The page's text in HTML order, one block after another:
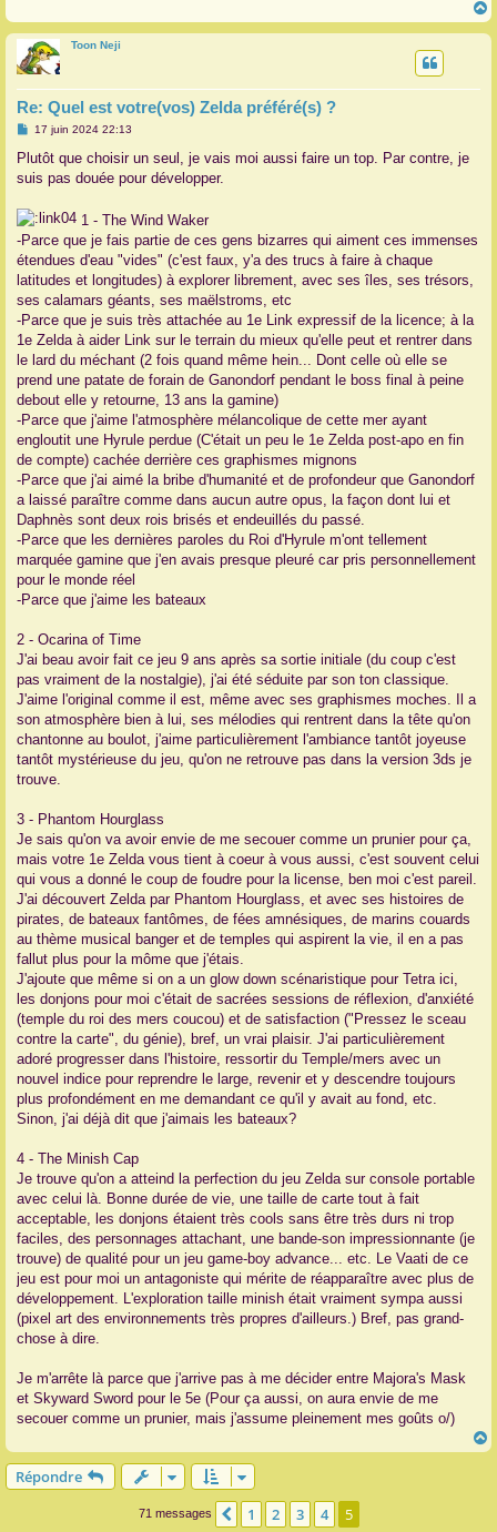
a
u
Toon Neji
Re: Quel est votre(vos) Zelda préféré(s) ?
M
s
a
e
17 juin 2024 22:13
Plutôt que choisir un seul, je vais moi aussi faire un top. Par contre, je
suis pas douée pour développer.
1 - The Wind Waker
-Parce que je fais partie de ces gens bizarres qui aiment ces immenses
étendues d'eau "vides" (c'est faux, y'a des trucs à faire à chaque
latitudes et longitudes) à explorer librement, avec ses îles, ses trésors,
ses calamars géants, ses maëlstroms, etc
-Parce que je suis très attachée au 1e Link expressif de la licence; à la
1e Zelda à aider Link sur le terrain du mieux qu'elle peut et rentrer dans
le lard du méchant (2 fois quand même hein... Dont celle où elle se
prend une patate de forain de Ganondorf pendant le boss final à peine
debout elle y retourne, 13 ans la gamine)
-Parce que j'aime l'atmosphère mélancolique de cette mer ayant
engloutit une Hyrule perdue (C'était un peu le 1e Zelda post-apo en fin
de compte) cachée derrière ces graphismes mignons
-Parce que j'ai aimé la bribe d'humanité et de profondeur que Ganondorf
a laissé paraître comme dans aucun autre opus, la façon dont lui et
Daphnès sont deux rois brisés et endeuillés du passé.
-Parce que les dernières paroles du Roi d'Hyrule m'ont tellement
marquée gamine que j'en avais presque pleuré car pris personnellement
pour le monde réel
-Parce que j'aime les bateaux
2 - Ocarina of Time
J'ai beau avoir fait ce jeu 9 ans après sa sortie initiale (du coup c'est
pas vraiment de la nostalgie), j'ai été séduite par son ton classique.
J'aime l'original comme il est, même avec ses graphismes moches. Il a
son atmosphère bien à lui, ses mélodies qui rentrent dans la tête qu'on
chantonne au boulot, j'aime particulièrement l'ambiance tantôt joyeuse
tantôt mystérieuse du jeu, qu'on ne retrouve pas dans la version 3ds je
trouve.
3 - Phantom Hourglass
Je sais qu'on va avoir envie de me secouer comme un prunier pour ça,
mais votre 1e Zelda vous tient à coeur à vous aussi, c'est souvent celui
qui vous a donné le coup de foudre pour la license, ben moi c'est pareil.
J'ai découvert Zelda par Phantom Hourglass, et avec ses histoires de
pirates, de bateaux fantômes, de fées amnésiques, de marins couards
au thème musical banger et de temples qui aspirent la vie, il en a pas
fallut plus pour la môme que j'étais.
J'ajoute que même si on a un glow down scénaristique pour Tetra ici,
les donjons pour moi c'était de sacrées sessions de réflexion, d'anxiété
(temple du roi des mers coucou) et de satisfaction ("Pressez le sceau
contre la carte", du génie), bref, un vrai plaisir. J'ai particulièrement
adoré progresser dans l'histoire, ressortir du Temple/mers avec un
nouvel indice pour reprendre le large, revenir et y descendre toujours
plus profondément en me demandant ce qu'il y avait au fond, etc.
Sinon, j'ai déjà dit que j'aimais les bateaux?
4 - The Minish Cap
Je trouve qu'on a atteind la perfection du jeu Zelda sur console portable
avec celui là. Bonne durée de vie, une taille de carte tout à fait
acceptable, les donjons étaient très cools sans être très durs ni trop
faciles, des personnages attachant, une bande-son impressionnante (je
trouve) de qualité pour un jeu game-boy advance... etc. Le Vaati de ce
jeu est pour moi un antagoniste qui mérite de réapparaître avec plus de
développement. L'exploration taille minish était vraiment sympa aussi
(pixel art des environnements très propres d'ailleurs.) Bref, pas grand-
chose à dire.
Je m'arrête là parce que j'arrive pas à me décider entre Majora's Mask
et Skyward Sword pour le 5e (Pour ça aussi, on aura envie de me
secouer comme un prunier, mais j'assume pleinement mes goûts o/)
a
Répondre
71 messages Précédente
1 2 3 4 5